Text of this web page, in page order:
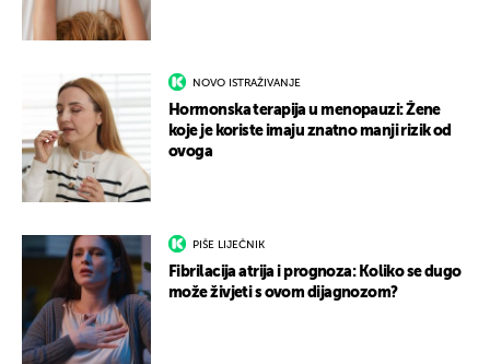
NOVO ISTRAŽIVANJE
Hormonska terapija u menopauzi: Žene
koje je koriste imaju znatno manji rizik od
ovoga
PIŠE LIJEČNIK
Fibrilacija atrija i prognoza: Koliko se dugo
može živjeti s ovom dijagnozom?